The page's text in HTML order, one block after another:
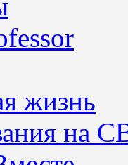
жизнь
на